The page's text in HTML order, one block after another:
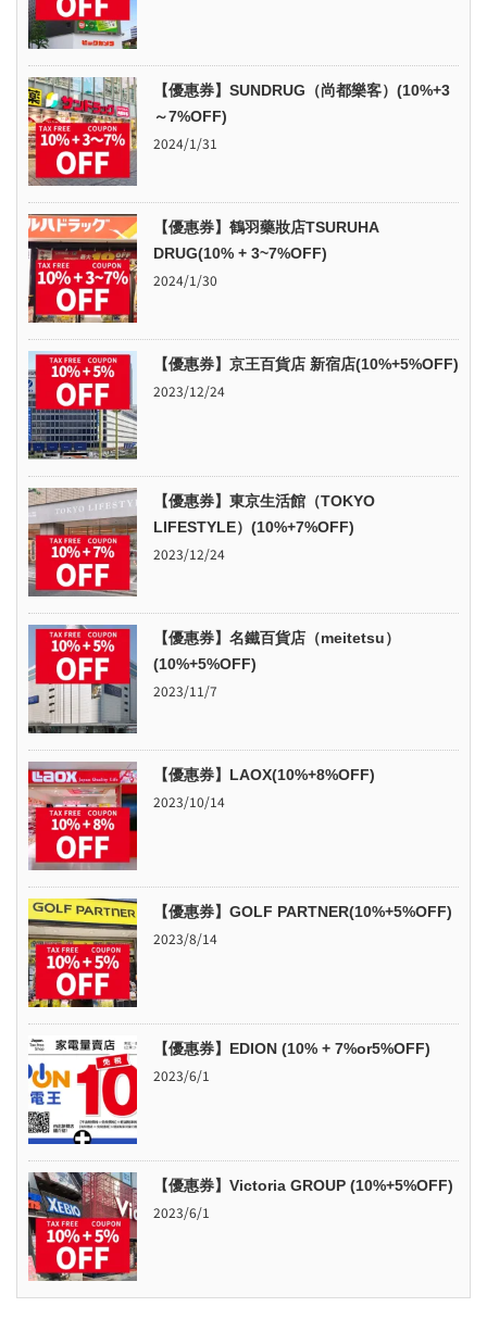
【優惠券】SUNDRUG（尚都樂客）(10%+3
～7%OFF)
2024/1/31
【優惠券】鶴羽藥妝店TSURUHA
DRUG(10% + 3~7%OFF)
2024/1/30
【優惠券】京王百貨店 新宿店(10%+5%OFF)
2023/12/24
【優惠券】東京生活館（TOKYO
LIFESTYLE）(10%+7%OFF)
2023/12/24
【優惠券】名鐵百貨店（meitetsu）
(10%+5%OFF)
2023/11/7
【優惠券】LAOX(10%+8%OFF)
2023/10/14
【優惠券】GOLF PARTNER(10%+5%OFF)
2023/8/14
【優惠券】EDION (10% + 7%or5%OFF)
2023/6/1
【優惠券】Victoria GROUP (10%+5%OFF)
2023/6/1